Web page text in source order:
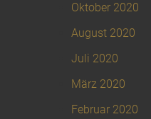
Oktober 2020
August 2020
Juli 2020
März 2020
Februar 2020